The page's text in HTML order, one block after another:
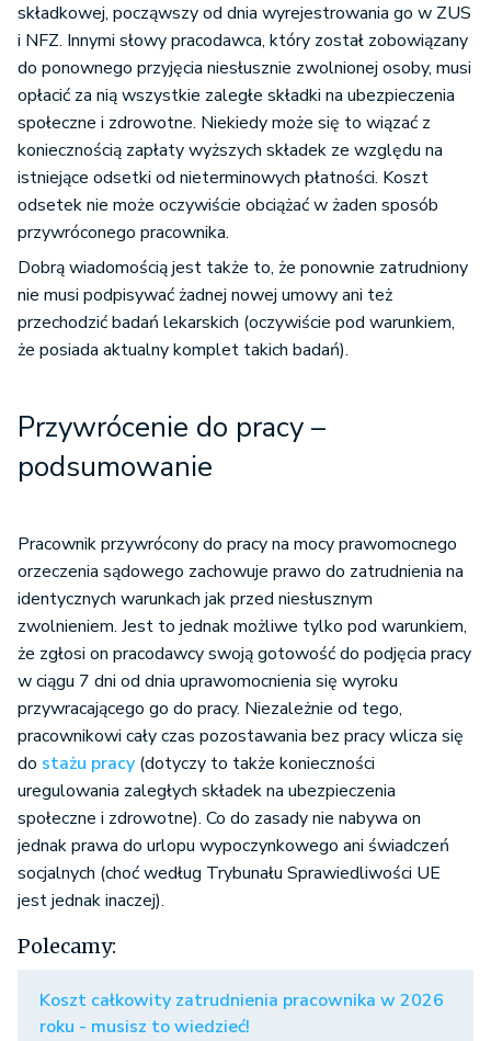
składkowej, począwszy od dnia wyrejestrowania go w ZUS
i NFZ. Innymi słowy pracodawca, który został zobowiązany
do ponownego przyjęcia niesłusznie zwolnionej osoby, musi
opłacić za nią wszystkie zaległe składki na ubezpieczenia
społeczne i zdrowotne. Niekiedy może się to wiązać z
koniecznością zapłaty wyższych składek ze względu na
istniejące odsetki od nieterminowych płatności. Koszt
odsetek nie może oczywiście obciążać w żaden sposób
przywróconego pracownika.
Dobrą wiadomością jest także to, że ponownie zatrudniony
nie musi podpisywać żadnej nowej umowy ani też
przechodzić badań lekarskich (oczywiście pod warunkiem,
że posiada aktualny komplet takich badań).
Przywrócenie do pracy –
podsumowanie
Pracownik przywrócony do pracy na mocy prawomocnego
orzeczenia sądowego zachowuje prawo do zatrudnienia na
identycznych warunkach jak przed niesłusznym
zwolnieniem. Jest to jednak możliwe tylko pod warunkiem,
że zgłosi on pracodawcy swoją gotowość do podjęcia pracy
w ciągu 7 dni od dnia uprawomocnienia się wyroku
przywracającego go do pracy. Niezależnie od tego,
pracownikowi cały czas pozostawania bez pracy wlicza się
do stażu pracy (dotyczy to także konieczności
uregulowania zaległych składek na ubezpieczenia
społeczne i zdrowotne). Co do zasady nie nabywa on
jednak prawa do urlopu wypoczynkowego ani świadczeń
socjalnych (choć według Trybunału Sprawiedliwości UE
jest jednak inaczej).
Polecamy:
Koszt całkowity zatrudnienia pracownika w 2026
roku - musisz to wiedzieć!